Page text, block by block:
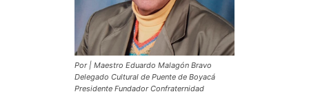
Por | Maestro Eduardo Malagón Bravo
Delegado Cultural de Puente de Boyacá
Presidente Fundador Confraternidad